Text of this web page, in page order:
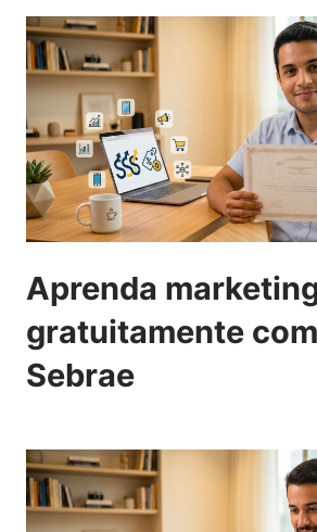
Aprenda
gratuitamente
Sebrae